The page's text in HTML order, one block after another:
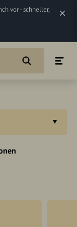
vor - schneller,